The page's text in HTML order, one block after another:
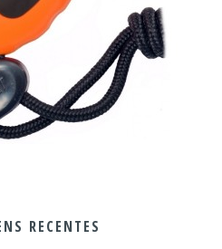
RECENTES